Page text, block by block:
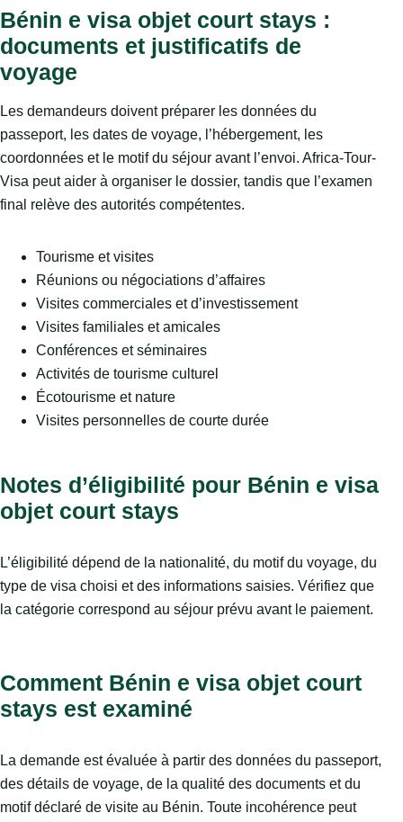
Bénin e visa objet court stays :
documents et justificatifs de
voyage
Les demandeurs doivent préparer les données du
passeport, les dates de voyage, l’hébergement, les
coordonnées et le motif du séjour avant l’envoi. Africa-Tour-
Visa peut aider à organiser le dossier, tandis que l’examen
final relève des autorités compétentes.
Tourisme et visites
Réunions ou négociations d’affaires
Visites commerciales et d’investissement
Visites familiales et amicales
Conférences et séminaires
Activités de tourisme culturel
Écotourisme et nature
Visites personnelles de courte durée
Notes d’éligibilité pour Bénin e visa
objet court stays
L’éligibilité dépend de la nationalité, du motif du voyage, du
type de visa choisi et des informations saisies. Vérifiez que
la catégorie correspond au séjour prévu avant le paiement.
Comment Bénin e visa objet court
stays est examiné
La demande est évaluée à partir des données du passeport,
des détails de voyage, de la qualité des documents et du
motif déclaré de visite au Bénin. Toute incohérence peut